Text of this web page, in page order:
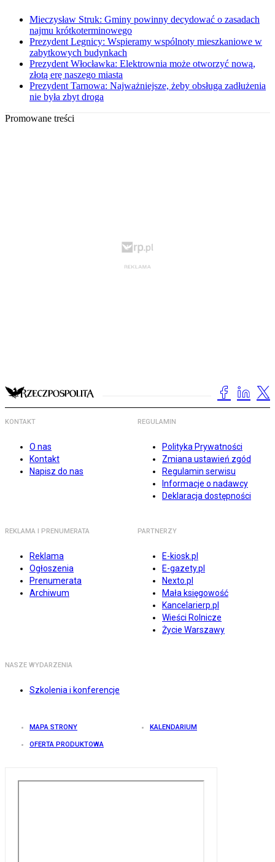
Mieczysław Struk: Gminy powinny decydować o zasadach
najmu krótkoterminowego
Prezydent Legnicy: Wspieramy wspólnoty mieszkaniowe w
zabytkowych budynkach
Prezydent Włocławka: Elektrownia może otworzyć nową,
złotą erę naszego miasta
Prezydent Tarnowa: Najważniejsze, żeby obsługa zadłużenia
nie była zbyt droga
Promowane treści
KONTAKT
O nas
Kontakt
Napisz do nas
REGULAMIN
Polityka Prywatności
Zmiana ustawień zgód
Regulamin serwisu
Informacje o nadawcy
Deklaracja dostępności
REKLAMA I PRENUMERATA
Reklama
Ogłoszenia
Prenumerata
Archiwum
PARTNERZY
E-kiosk.pl
E-gazety.pl
Nexto.pl
Mała księgowość
Kancelarierp.pl
Wieści Rolnicze
Życie Warszawy
NASZE WYDARZENIA
Szkolenia i konferencje
MAPA STRONY KALENDARIUM
OFERTA PRODUKTOWA